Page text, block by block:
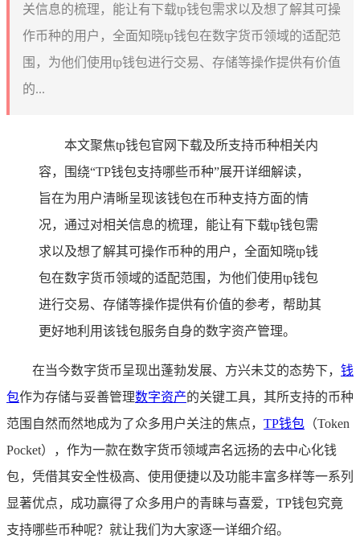
关信息的梳理，能让有下载tp钱包需求以及想了解其可操
作币种的用户，全面知晓tp钱包在数字货币领域的适配范
围，为他们使用tp钱包进行交易、存储等操作提供有价值
的...
本文聚焦tp钱包官网下载及所支持币种相关内
容，围绕“TP钱包支持哪些币种”展开详细解读，
旨在为用户清晰呈现该钱包在币种支持方面的情
况，通过对相关信息的梳理，能让有下载tp钱包需
求以及想了解其可操作币种的用户，全面知晓tp钱
包在数字货币领域的适配范围，为他们使用tp钱包
进行交易、存储等操作提供有价值的参考，帮助其
更好地利用该钱包服务自身的数字资产管理。
在当今数字货币呈现出蓬勃发展、方兴未艾的态势下， 钱
包作为存储与妥善管理数字资产的关键工具，其所支持的币种
范围自然而然地成为了众多用户关注的焦点， TP钱包 （Token
Pocket），作为一款在数字货币领域声名远扬的去中心化钱
包，凭借其安全性极高、使用便捷以及功能丰富多样等一系列
显著优点，成功赢得了众多用户的青睐与喜爱，TP钱包究竟
支持哪些币种呢？就让我们为大家逐一详细介绍。